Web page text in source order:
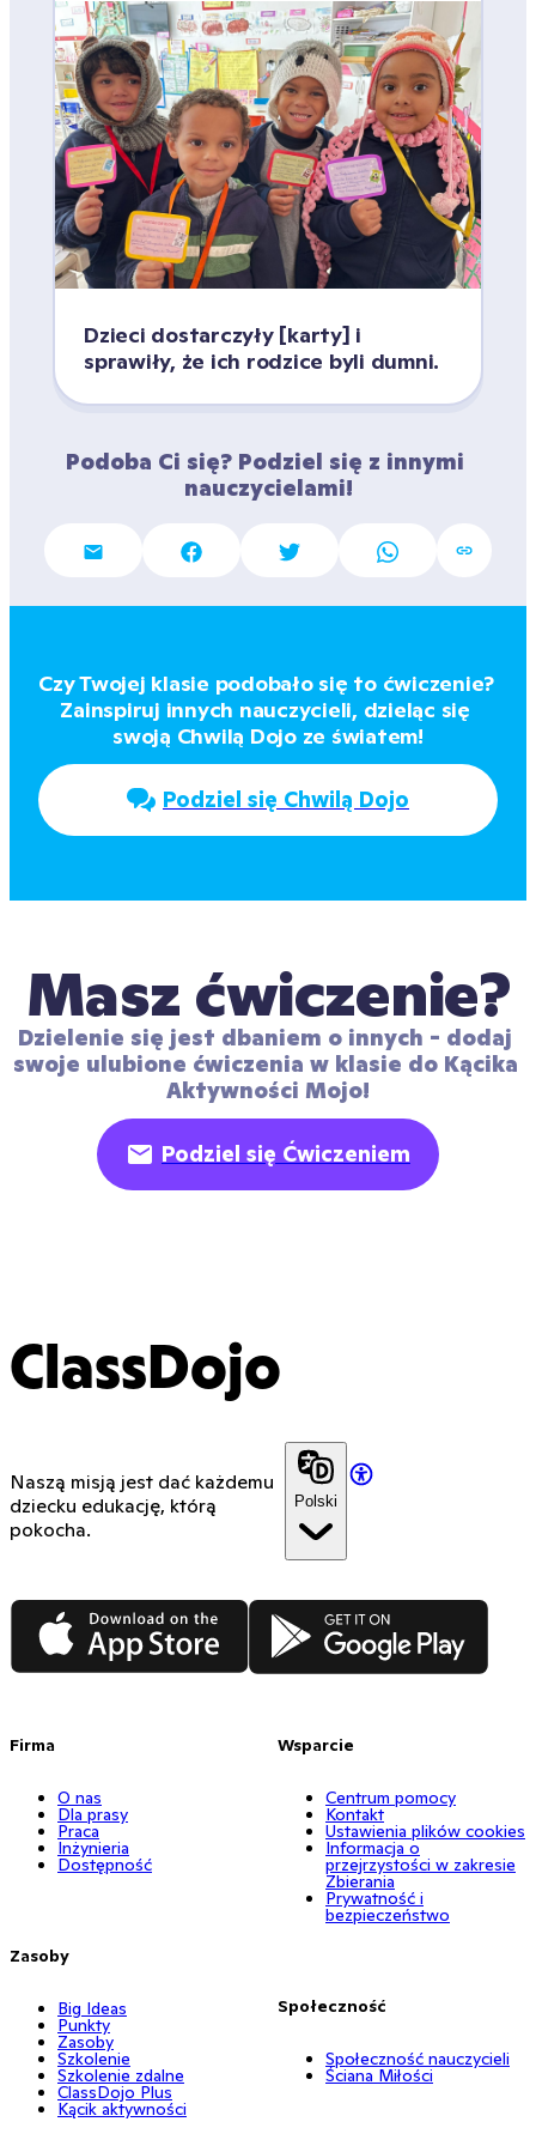
Dzieci dostarczyły [karty] i
sprawiły, że ich rodzice byli dumni.
Podoba Ci się? Podziel się z innymi
nauczycielami!
Czy Twojej klasie podobało się to ćwiczenie?
Zainspiruj innych nauczycieli, dzieląc się
swoją Chwilą Dojo ze światem!
Podziel się Chwilą Dojo
Masz ćwiczenie?
Dzielenie się jest dbaniem o innych - dodaj
swoje ulubione ćwiczenia w klasie do Kącika
Aktywności Mojo!
Podziel się Ćwiczeniem
ClassDojo
Naszą misją jest dać każdemu
dziecku edukację, którą
pokocha.
Polski
App Store Google Play
Firma
O nas
Dla prasy
Praca
Inżynieria
Dostępność
Zasoby
Big Ideas
Punkty
Zasoby
Szkolenie
Szkolenie zdalne
ClassDojo Plus
Kącik aktywności
Wsparcie
Centrum pomocy
Kontakt
Ustawienia plików cookies
Informacja o
przejrzystości w zakresie
Zbierania
Prywatność i
bezpieczeństwo
Społeczność
Społeczność nauczycieli
Ściana Miłości